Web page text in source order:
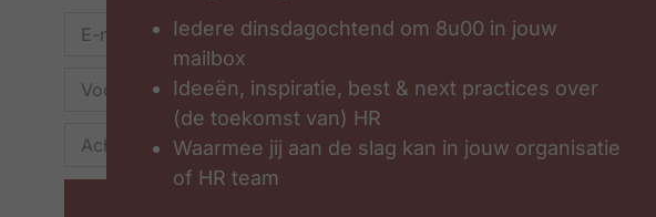
Iedere dinsdagochtend om 8u00 in jouw
mailbox
Ideeën, inspiratie, best & next practices over
(de toekomst van) HR
Waarmee jij aan de slag kan in jouw organisatie
of HR team